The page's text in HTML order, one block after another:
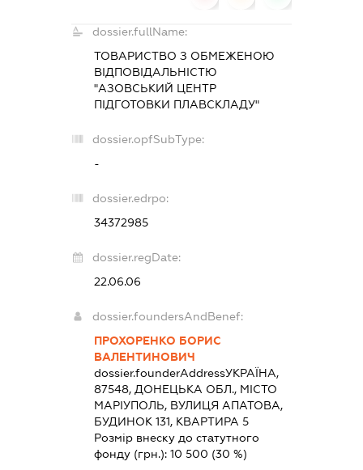
dossier.fullName:
ТОВАРИСТВО З ОБМЕЖЕНОЮ
ВІДПОВІДАЛЬНІСТЮ
"АЗОВСЬКИЙ ЦЕНТР
ПІДГОТОВКИ ПЛАВСКЛАДУ"
dossier.opfSubType:
-
dossier.edrpo:
34372985
dossier.regDate:
22.06.06
dossier.foundersAndBenef:
ПРОХОРЕНКО БОРИС
ВАЛЕНТИНОВИЧ
dossier.founderAddressУКРАЇНА,
87548, ДОНЕЦЬКА ОБЛ., МІСТО
МАРІУПОЛЬ, ВУЛИЦЯ АПАТОВА,
БУДИНОК 131, КВАРТИРА 5
Розмір внеску до статутного
фонду (грн.): 10 500 (30 %)